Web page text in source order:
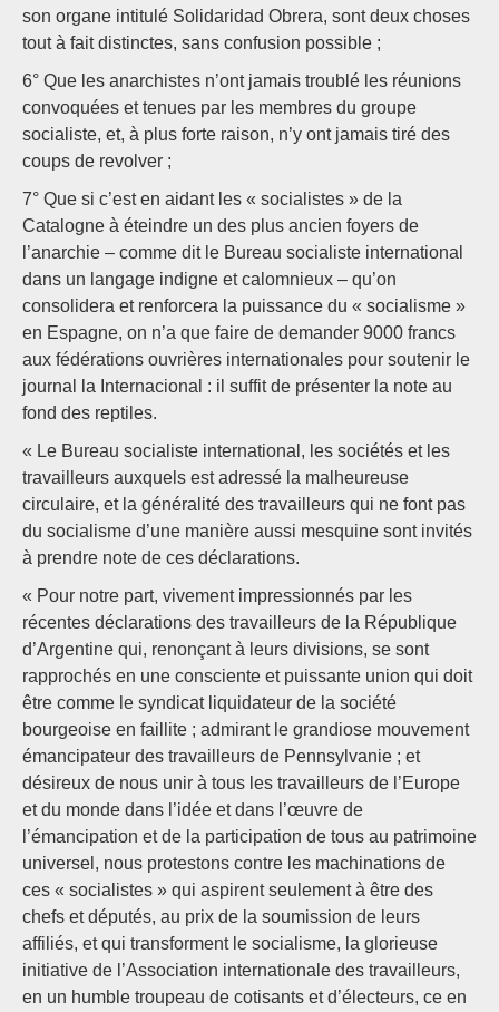
son organe intitulé Solidaridad Obrera, sont deux choses
tout à fait distinctes, sans confusion possible ;
6° Que les anarchistes n’ont jamais troublé les réunions
convoquées et tenues par les membres du groupe
socialiste, et, à plus forte raison, n’y ont jamais tiré des
coups de revolver ;
7° Que si c’est en aidant les « socialistes » de la
Catalogne à éteindre un des plus ancien foyers de
l’anarchie – comme dit le Bureau socialiste international
dans un langage indigne et calomnieux – qu’on
consolidera et renforcera la puissance du « socialisme »
en Espagne, on n’a que faire de demander 9000 francs
aux fédérations ouvrières internationales pour soutenir le
journal la Internacional : il suffit de présenter la note au
fond des reptiles.
« Le Bureau socialiste international, les sociétés et les
travailleurs auxquels est adressé la malheureuse
circulaire, et la généralité des travailleurs qui ne font pas
du socialisme d’une manière aussi mesquine sont invités
à prendre note de ces déclarations.
« Pour notre part, vivement impressionnés par les
récentes déclarations des travailleurs de la République
d’Argentine qui, renonçant à leurs divisions, se sont
rapprochés en une consciente et puissante union qui doit
être comme le syndicat liquidateur de la société
bourgeoise en faillite ; admirant le grandiose mouvement
émancipateur des travailleurs de Pennsylvanie ; et
désireux de nous unir à tous les travailleurs de l’Europe
et du monde dans l’idée et dans l’œuvre de
l’émancipation et de la participation de tous au patrimoine
universel, nous protestons contre les machinations de
ces « socialistes » qui aspirent seulement à être des
chefs et députés, au prix de la soumission de leurs
affiliés, et qui transforment le socialisme, la glorieuse
initiative de l’Association internationale des travailleurs,
en un humble troupeau de cotisants et d’électeurs, ce en